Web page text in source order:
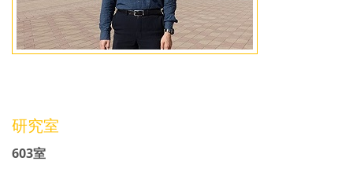
研究室
603室